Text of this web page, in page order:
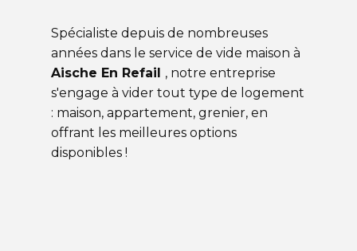
Spécialiste depuis de nombreuses
années dans le service de vide maison à
Aische En Refail , notre entreprise
s'engage à vider tout type de logement
: maison, appartement, grenier, en
offrant les meilleures options
disponibles !